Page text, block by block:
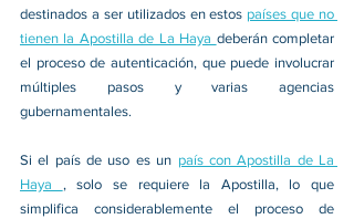
destinados a ser utilizados en estos países que no
tienen la Apostilla de La Haya deberán completar
el proceso de autenticación, que puede involucrar
múltiples pasos y varias agencias
gubernamentales.
Si el país de uso es un país con Apostilla de La
Haya , solo se requiere la Apostilla, lo que
simplifica considerablemente el proceso de